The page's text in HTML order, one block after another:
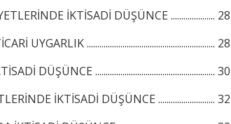
İKTİSADİ DÜŞÜNCE ..................... 28
UYGARLIK ............................................................. 28
DÜŞÜNCE ......................................................... 30
İKTİSADİ DÜŞÜNCE ........................... 32